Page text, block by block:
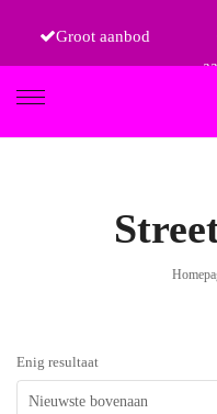
Groot aanbod
Enig resultaat